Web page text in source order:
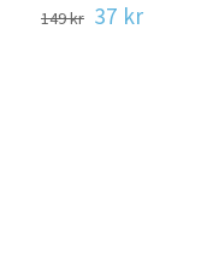
149 kr 37 kr